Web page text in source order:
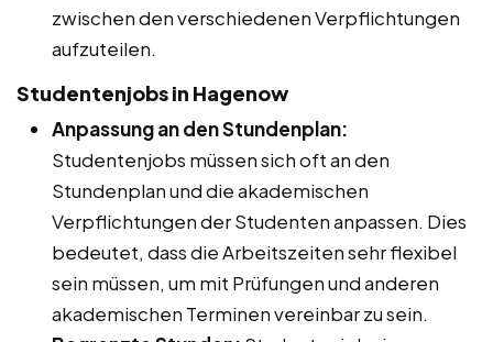
zwischen den verschiedenen Verpflichtungen
aufzuteilen.
Studentenjobs in Hagenow
Anpassung an den Stundenplan:
Studentenjobs müssen sich oft an den
Stundenplan und die akademischen
Verpflichtungen der Studenten anpassen. Dies
bedeutet, dass die Arbeitszeiten sehr flexibel
sein müssen, um mit Prüfungen und anderen
akademischen Terminen vereinbar zu sein.